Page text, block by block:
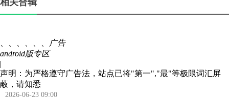
相关合辑
广告
android版专区
|
声明：为严格遵守广告法，站点已将"第一","最"等极限词汇屏
蔽，请知悉
2026-06-23 09:00